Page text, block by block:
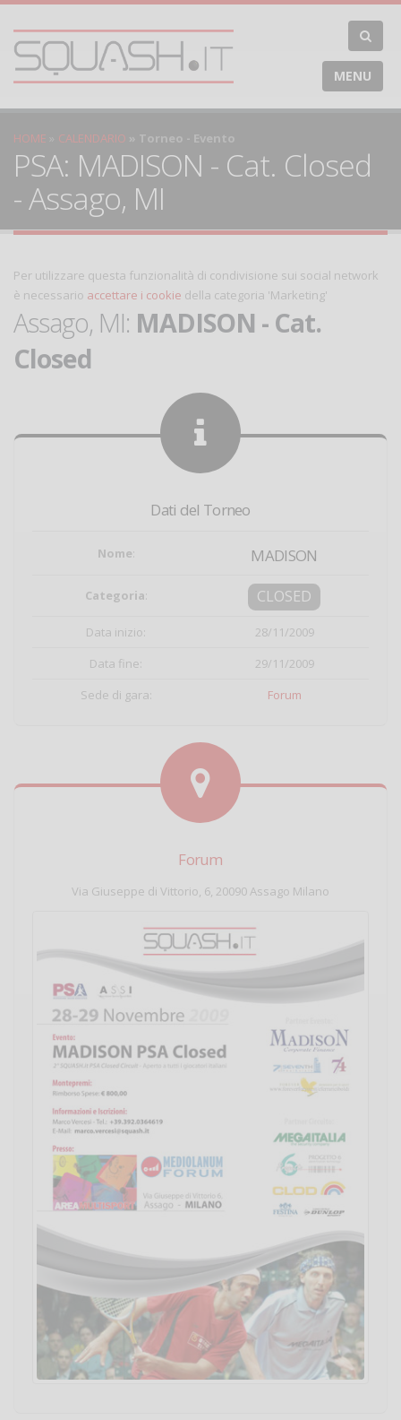
MENU
HOME CALENDARIO Torneo - Evento
PSA: MADISON - Cat. Closed
- Assago, MI
Per utilizzare questa funzionalità di condivisione sui social network
è necessario accettare i cookie della categoria 'Marketing'
Assago, MI: MADISON - Cat.
Closed
Dati del Torneo
Nome: MADISON
Categoria: CLOSED
Data inizio:
28/11/2009
Data fine:
29/11/2009
Sede di gara:
Forum
Forum
Via Giuseppe di Vittorio, 6, 20090 Assago Milano